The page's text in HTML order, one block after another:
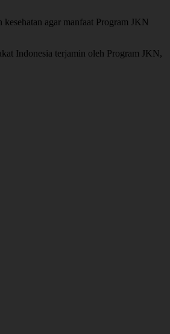
agar manfaat Program JKN
Indonesia terjamin oleh Program JKN,